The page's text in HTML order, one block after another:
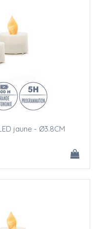
jaune - Ø3.8CM